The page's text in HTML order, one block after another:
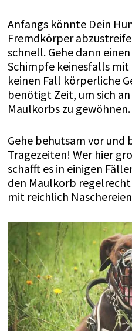
Anfangs könnte Dein
Fremdkörper
schnell. Gehe dann
Schimpfe keinesfalls
keinen Fall körperliche
benötigt Zeit, um sich an
Maulkorbs zu gewöhnen.
Gehe behutsam vor und
Tragezeiten! Wer hier
schafft es in einigen
den Maulkorb
mit reichlich